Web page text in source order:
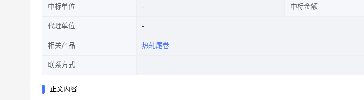
中标单位 中标金额
代理单位
相关产品 热轧尾卷
联系方式
正文内容